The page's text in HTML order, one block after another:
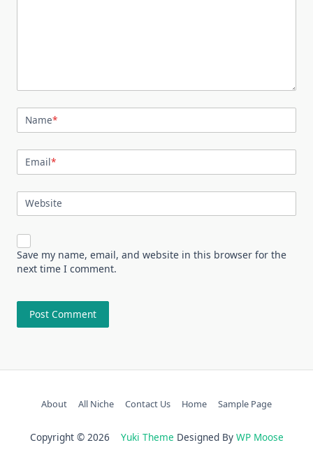
Name*
Email*
Website
Save my name, email, and website in this browser for the
next time I comment.
About All Niche Contact Us Home Sample Page
Copyright © 2026 Yuki Theme Designed By WP Moose